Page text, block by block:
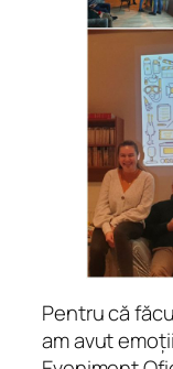
Pentru că
am avut